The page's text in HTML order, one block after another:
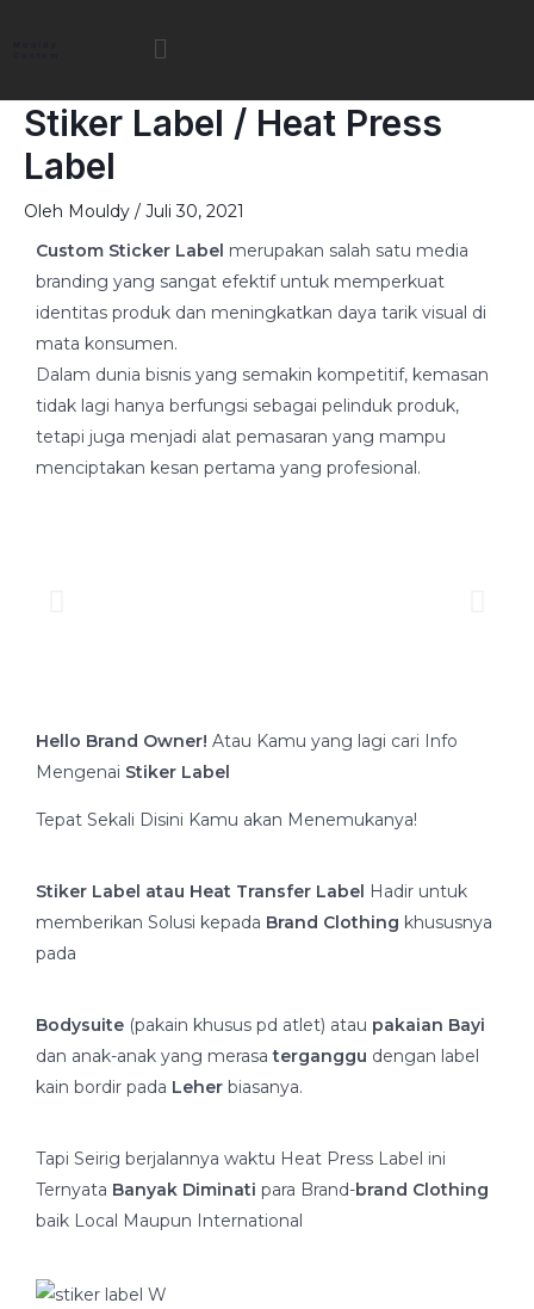
Menu
Stiker Label / Heat Press
Label
Oleh Mouldy / Juli 30, 2021
Custom Sticker Label merupakan salah satu media
branding yang sangat efektif untuk memperkuat
identitas produk dan meningkatkan daya tarik visual di
mata konsumen.
Dalam dunia bisnis yang semakin kompetitif, kemasan
tidak lagi hanya berfungsi sebagai pelinduk produk,
tetapi juga menjadi alat pemasaran yang mampu
menciptakan kesan pertama yang profesional.
Hello Brand Owner! Atau Kamu yang lagi cari Info
Mengenai Stiker Label
Tepat Sekali Disini Kamu akan Menemukanya!
Stiker Label atau Heat Transfer Label
Hadir untuk
memberikan Solusi kepada Brand Clothing khususnya
pada
Bodysuite (pakain khusus pd atlet) atau pakaian Bayi
dan anak-anak yang merasaterganggu dengan label
kain bordir pada Leher biasanya.
Tapi Seirig berjalannya waktu Heat Press Label ini
Ternyata Banyak Diminati para Brand-brand Clothing
baik Local Maupun International